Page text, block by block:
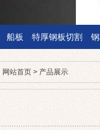
船板 特厚钢板切割
网站首页 > 产品展示